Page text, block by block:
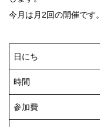
今月は月2回の開催です。
日にち
時間
参加費